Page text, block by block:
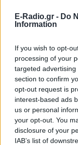
E-Radio.gr - Do
Information
If you wish to opt-
processing of your
targeted
section to confirm
opt-out request is
interest-based ads
us or personal
your opt-out. You
disclosure of your
IAB’s list of